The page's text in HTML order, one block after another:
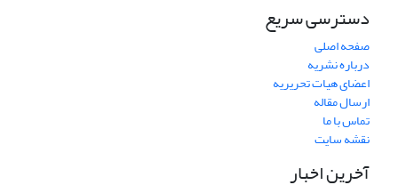
دسترسی سریع
صفحه اصلی
درباره نشریه
اعضای هیات تحریریه
ارسال مقاله
تماس با ما
نقشه سایت
آخرین اخبار